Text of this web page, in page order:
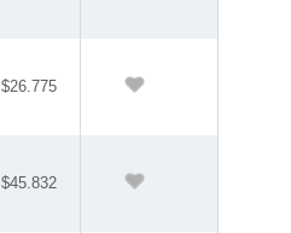
$26.775
$45.832